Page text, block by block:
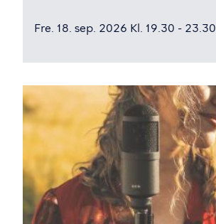
Fre. 18. sep. 2026 Kl. 19.30 - 23.30